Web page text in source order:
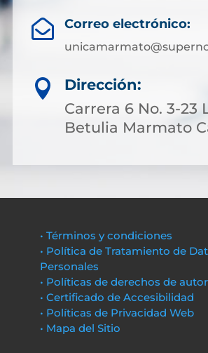
 Correo electrónico:

Dirección:
Carrera 6 No. 3-23
Betulia Marmato
• Términos y condiciones
• Política de Tratamiento de
Personales
• Políticas de derechos de autor
• Certificado de Accesibilidad
• Políticas de Privacidad Web
• Mapa del Sitio